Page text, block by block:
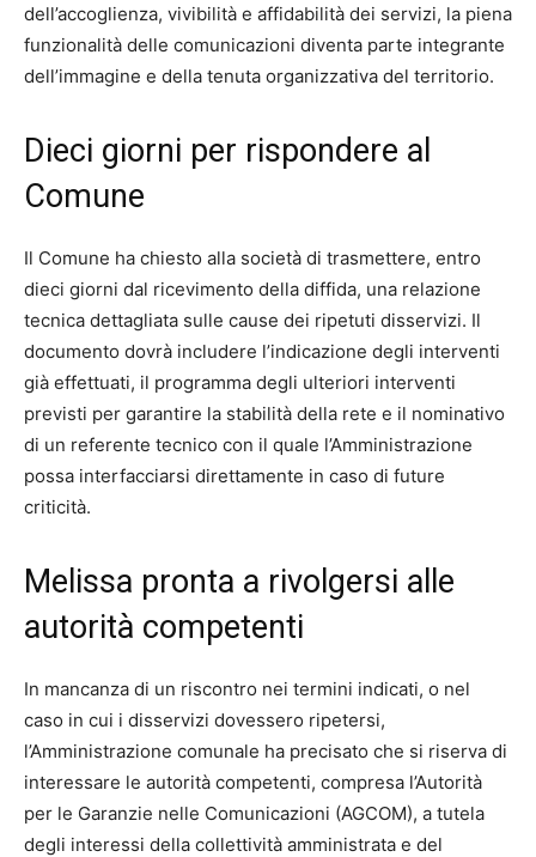
dell’accoglienza, vivibilità e affidabilità dei servizi, la piena
funzionalità delle comunicazioni diventa parte integrante
dell’immagine e della tenuta organizzativa del territorio.
Dieci giorni per rispondere al
Comune
Il Comune ha chiesto alla società di trasmettere, entro
dieci giorni dal ricevimento della diffida, una relazione
tecnica dettagliata sulle cause dei ripetuti disservizi. Il
documento dovrà includere l’indicazione degli interventi
già effettuati, il programma degli ulteriori interventi
previsti per garantire la stabilità della rete e il nominativo
di un referente tecnico con il quale l’Amministrazione
possa interfacciarsi direttamente in caso di future
criticità.
Melissa pronta a rivolgersi alle
autorità competenti
In mancanza di un riscontro nei termini indicati, o nel
caso in cui i disservizi dovessero ripetersi,
l’Amministrazione comunale ha precisato che si riserva di
interessare le autorità competenti, compresa l’Autorità
per le Garanzie nelle Comunicazioni (AGCOM), a tutela
degli interessi della collettività amministrata e del